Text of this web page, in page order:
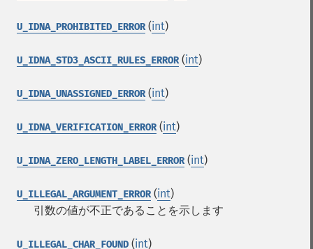
U_IDNA_PROHIBITED_ERROR(int)
U_IDNA_STD3_ASCII_RULES_ERROR(int)
U_IDNA_UNASSIGNED_ERROR(int)
U_IDNA_VERIFICATION_ERROR(int)
U_IDNA_ZERO_LENGTH_LABEL_ERROR(int)
U_ILLEGAL_ARGUMENT_ERROR(int)
引数の値が不正であることを示します
U_ILLEGAL_CHAR_FOUND (int)